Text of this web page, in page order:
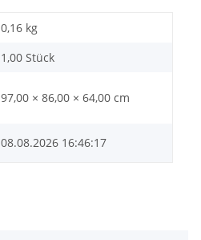
0,16 kg
1,00 Stück
97,00 × 86,00 × 64,00 cm
08.08.2026 16:46:17